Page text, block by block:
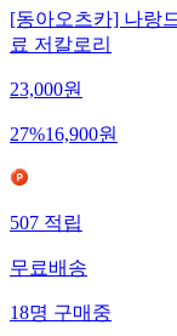
[동아오츠카] 나랑
료 저칼로리
23,000원
27%16,900원
507 적립
무료배송
18명 구매중